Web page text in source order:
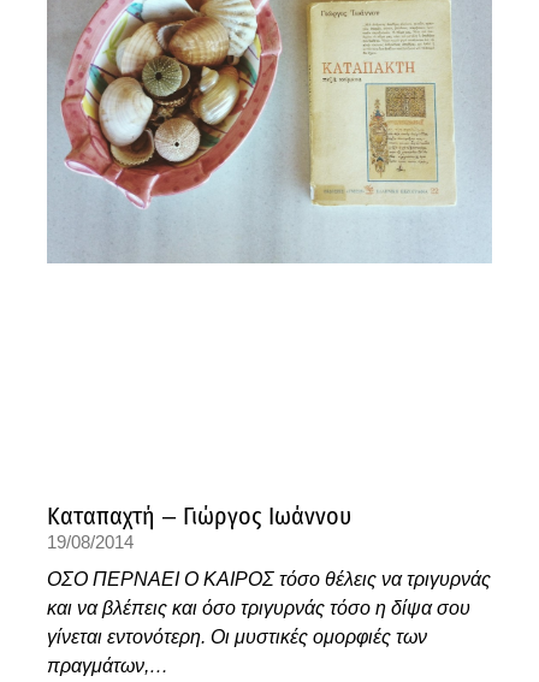
Καταπαχτή – Γιώργος Ιωάννου
19/08/2014
ΟΣΟ ΠΕΡΝΑΕΙ Ο ΚΑΙΡΟΣ τόσο θέλεις να τριγυρνάς
και να βλέπεις και όσο τριγυρνάς τόσο η δίψα σου
γίνεται εντονότερη. Οι μυστικές ομορφιές των
πραγμάτων,…